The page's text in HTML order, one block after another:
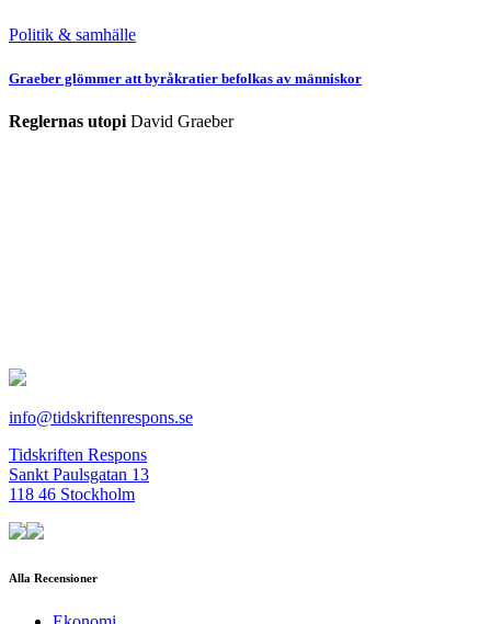
Politik & samhälle
Graeber glömmer att byråkratier befolkas av människor
Reglernas utopi David Graeber
info@tidskriftenrespons.se
Tidskriften Respons
Sankt Paulsgatan 13
118 46 Stockholm
Alla Recensioner